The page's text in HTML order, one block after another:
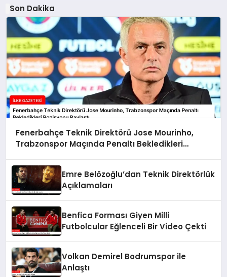
Son Dakika
Fenerbahçe Teknik Direktörü Jose Mourinho,
Trabzonspor Maçında Penaltı Bekledikleri
Emre Belözoğlu’dan Teknik Direktörlük
Açıklamaları
Benfica Forması Giyen Milli
Futbolcular Eğlenceli Bir Video Çekti
Volkan Demirel Bodrumspor ile
Anlaştı